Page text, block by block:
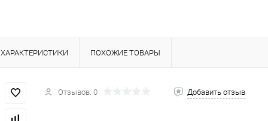
ХАРАКТЕРИСТИКИ ПОХОЖИЕ ТОВАРЫ
Отзывов: 0 Добавить отзыв